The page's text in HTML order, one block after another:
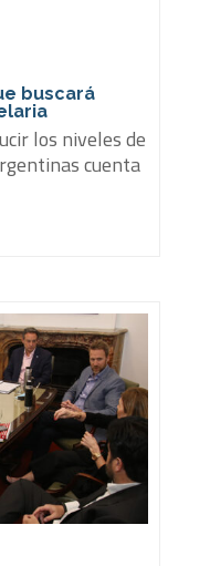
buscará
los niveles de
cuenta